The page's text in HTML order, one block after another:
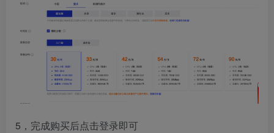
5，完成购买后点击登录即可